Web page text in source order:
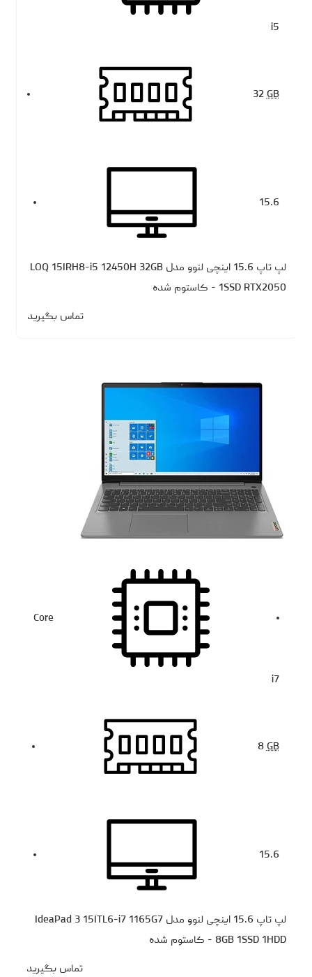
i5
32GB
15.6
لپ تاپ 15.6 اینچی لنوو مدل LOQ 15IRH8-i5 12450H 32GB
1SSD RTX2050 - کاستوم شده
تماس بگیرید
Core
i7
8GB
15.6
لپ تاپ 15.6 اینچی لنوو مدل IdeaPad 3 15ITL6-i7 1165G7
8GB 1SSD 1HDD - کاستوم شده
تماس بگیرید